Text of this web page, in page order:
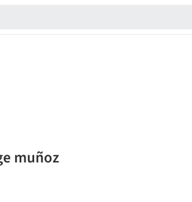
muñoz